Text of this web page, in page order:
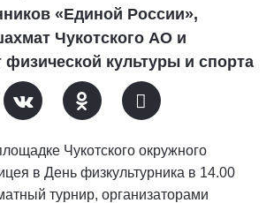
«Единой России»,
Чукотского АО и
физической культуры и спорта
Чукотского окружного
в День физкультурника в 14.00
турнир, организаторами